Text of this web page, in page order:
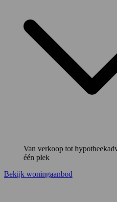
Van verkoop tot
één plek
Bekijk woningaanbod